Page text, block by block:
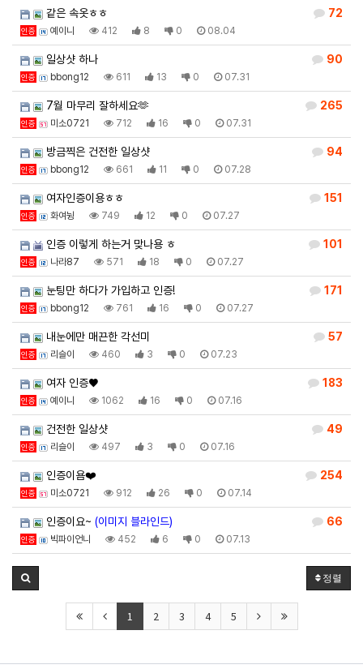
72
같은 속옷ㅎㅎ
인증 예이니 412 8 0 08.04
90
일상샷 하나
인증 bbong12 611 13 0 07.31
265
7월 마무리 잘하세요🫶
인증 미소0721 712 16 0 07.31
94
방금찍은 건전한 일상샷
인증 bbong12 661 11 0 07.28
151
여자인증이용ㅎㅎ
인증 화여뉭 749 12 0 07.27
101
인증 이렇게 하는거 맞나용 ㅎ
인증 나라87 571 18 0 07.27
171
눈팅만 하다가 가입하고 인증!
인증 bbong12 761 16 0 07.27
57
내눈에만 매끈한 각선미
인증 리슬이 460 3 0 07.23
183
여자 인증♥
인증 예이니 1062 16 0 07.16
49
건전한 일상샷
인증 리슬이 497 3 0 07.16
254
인증이욤❤️
인증 미소0721 912 26 0 07.14
66
인증이요~ (이미지 블라인드)
인증 빅파이언니 452 6 0 07.13
정렬
1 2 3 4 5